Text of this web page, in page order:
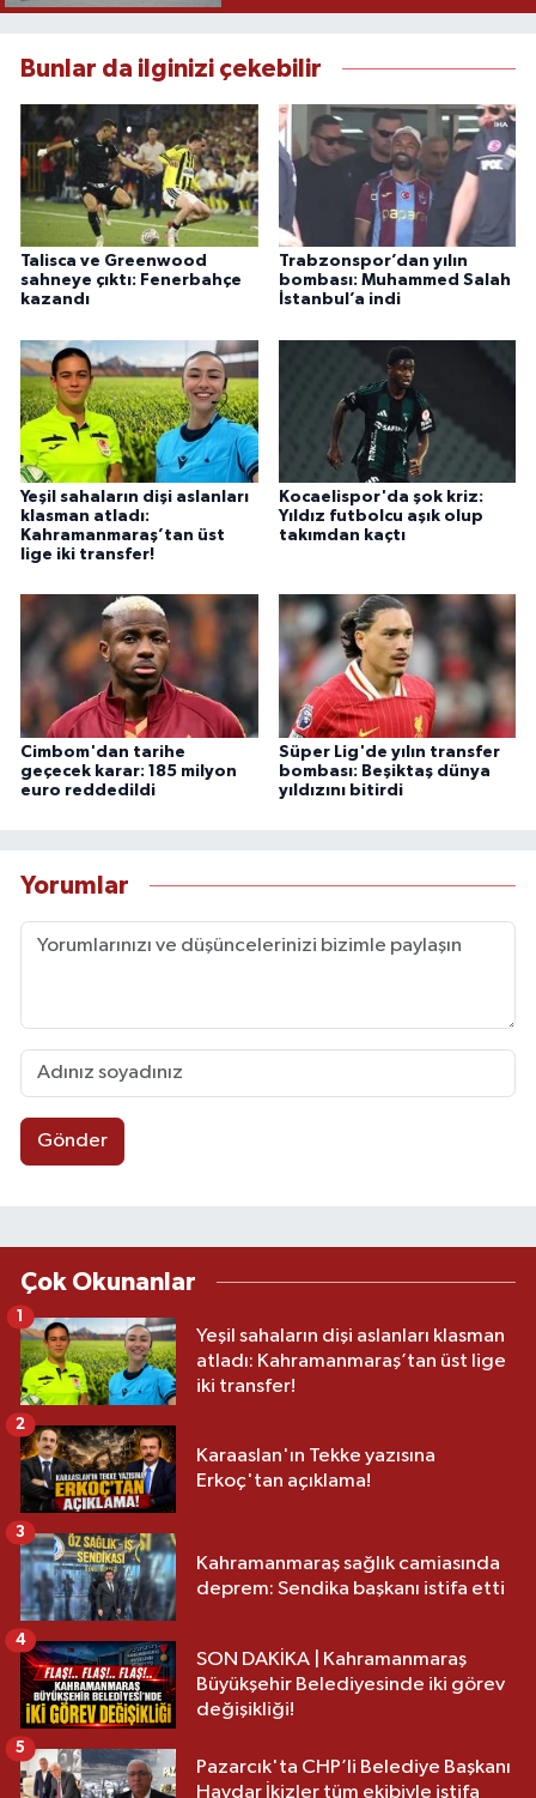
Bunlar da ilginizi çekebilir
Talisca ve Greenwood
sahneye çıktı: Fenerbahçe
kazandı
Trabzonspor’dan yılın
bombası: Muhammed Salah
İstanbul’a indi
Yeşil sahaların dişi aslanları
klasman atladı:
Kahramanmaraş’tan üst
lige iki transfer!
Kocaelispor'da şok kriz:
Yıldız futbolcu aşık olup
takımdan kaçtı
Cimbom'dan tarihe
geçecek karar: 185 milyon
euro reddedildi
Süper Lig'de yılın transfer
bombası: Beşiktaş dünya
yıldızını bitirdi
Yorumlar
Gönder
Çok Okunanlar
Yeşil sahaların dişi aslanları klasman
atladı: Kahramanmaraş’tan üst lige
iki transfer!
1
Karaaslan'ın Tekke yazısına
Erkoç'tan açıklama!
2
Kahramanmaraş sağlık camiasında
deprem: Sendika başkanı istifa etti
3
SON DAKİKA | Kahramanmaraş
Büyükşehir Belediyesinde iki görev
değişikliği!
4
Pazarcık'ta CHP’li Belediye Başkanı
Haydar İkizler tüm ekibiyle istifa
5